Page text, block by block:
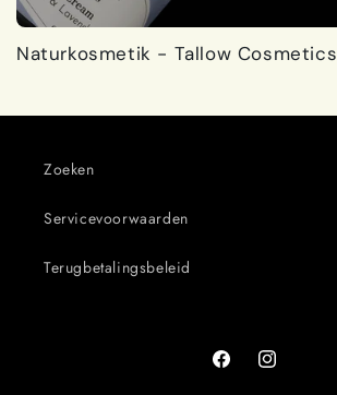
Naturkosmetik - Tallow Cosmetics
Zoeken
Servicevoorwaarden
Terugbetalingsbeleid
FacebookInstagram